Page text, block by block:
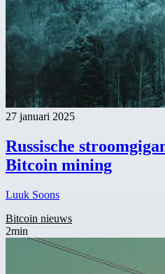
27 januari 2025
Russische
Bitcoin mining
Luuk Soons
Bitcoin nieuws
2min